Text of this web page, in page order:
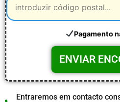
Pagamento
Entraremos em contacto